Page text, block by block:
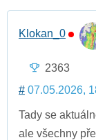
Klokan_0
2363
# 07.05.2026,
Tady se
ale všechny